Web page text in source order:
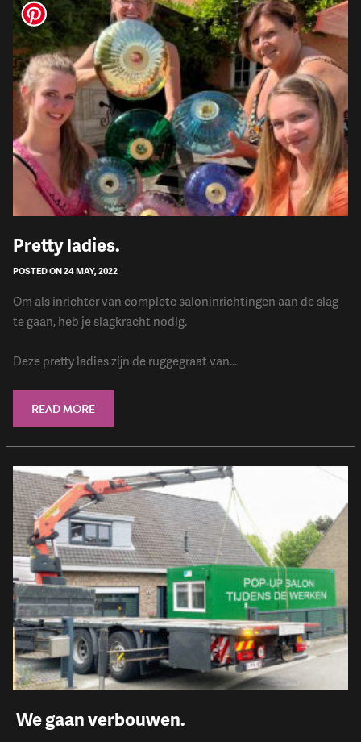
Pretty ladies.
POSTED ON 24 MAY, 2022
Om als inrichter van complete saloninrichtingen aan de slag
te gaan, heb je slagkracht nodig.
Deze pretty ladies zijn de ruggegraat van...
READ MORE
​ We gaan verbouwen.